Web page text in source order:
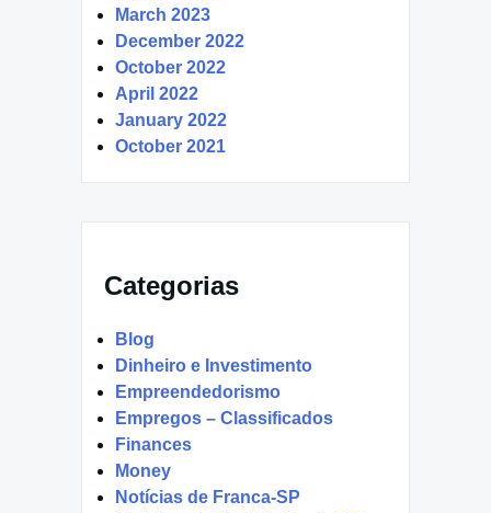
March 2023
December 2022
October 2022
April 2022
January 2022
October 2021
Categorias
Blog
Dinheiro e Investimento
Empreendedorismo
Empregos – Classificados
Finances
Money
Notícias de Franca-SP